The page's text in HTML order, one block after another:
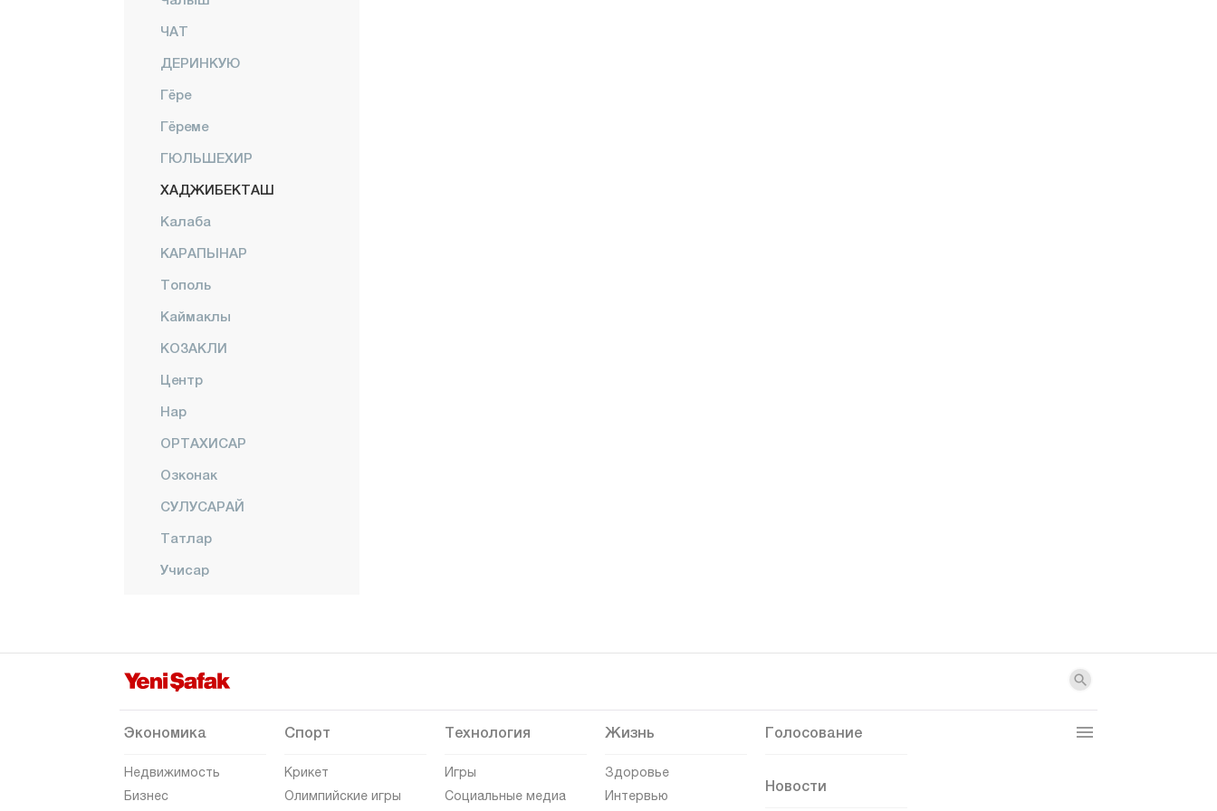
ЧАТ
ДЕРИНКУЮ
Гёре
Гёреме
ГЮЛЬШЕХИР
ХАДЖИБЕКТАШ
Калаба
КАРАПЫНАР
Тополь
Каймаклы
КОЗАКЛИ
Центр
Нар
ОРТАХИСАР
Озконак
СУЛУСАРАЙ
Татлар
Учисар
Орду
Османие
Сакарья
Экономика
Недвижимость
Бизнес
Спорт
Крикет
Олимпийские игры
Технология
Игры
Социальные медиа
Жизнь
Здоровье
Интервью
Голосование
Новости